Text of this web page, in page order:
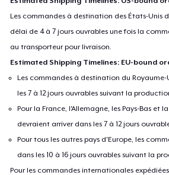
Les commandes à destination des États-Unis
délai de 4 à 7 jours ouvrables une fois la
au transporteur pour livraison.
Estimated Shipping Timelines: EU-bound
Les commandes à destination du
les 7 à 12 jours ouvrables suivant la
Pour la France, l'Allemagne, les Pays-Bas et
devraient arriver dans les 7 à 12 jours
Pour tous les autres pays d'Europe, les
dans les 10 à 16 jours ouvrables suivant la
Pour les commandes internationales